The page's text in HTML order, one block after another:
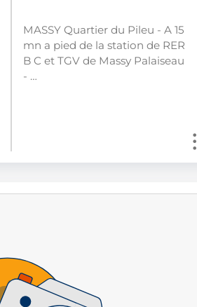
MASSY Quartier du Pileu - A 15
mn a pied de la station de RER
B C et TGV de Massy Palaiseau
- …